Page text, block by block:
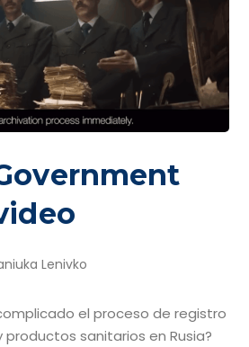
Lenivko
el proceso de registro
sanitarios en Rusia?